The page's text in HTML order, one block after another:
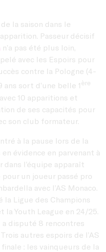
la saison dans le
Passeur décisif
n’a pas été plus loin,
avec les Espoirs pour
contre la Pologne (4-
ans sort d’une belle 1ère
10 apparitions et
de ses capacités pour
son club formateur.
à la pause lors de la
en évidence en parvenant à
dans l’équipe apparaît
un joueur passé pro
avec l’AS Monaco.
la Ligue des Champions
la Youth League en 24/25.
a disputé 8 rencontres
autres espoirs de l’AS
: les vainqueurs de la